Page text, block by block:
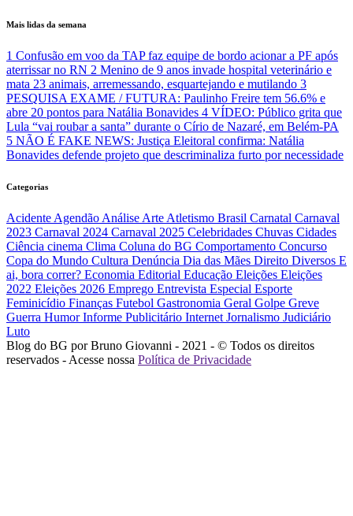
Mais lidas da semana
1 Confusão em voo da TAP faz equipe de bordo acionar a PF após
aterrissar no RN 2 Menino de 9 anos invade hospital veterinário e
mata 23 animais, arremessando, esquartejando e mutilando 3
PESQUISA EXAME / FUTURA: Paulinho Freire tem 56.6% e
abre 20 pontos para Natália Bonavides 4 VÍDEO: Público grita que
Lula “vai roubar a santa” durante o Círio de Nazaré, em Belém-PA
5 NÃO É FAKE NEWS: Justiça Eleitoral confirma: Natália
Bonavides defende projeto que descriminaliza furto por necessidade
Categorias
Acidente Agendão Análise Arte Atletismo Brasil Carnatal Carnaval
2023 Carnaval 2024 Carnaval 2025 Celebridades Chuvas Cidades
Ciência cinema Clima Coluna do BG Comportamento Concurso
Copa do Mundo Cultura Denúncia Dia das Mães Direito Diversos E
ai, bora correr? Economia Editorial Educação Eleições Eleições
2022 Eleições 2026 Emprego Entrevista Especial Esporte
Feminicídio Finanças Futebol Gastronomia Geral Golpe Greve
Guerra HumorInforme Publicitário Internet Jornalismo Judiciário
Luto
Blog do BG por Bruno Giovanni - 2021 - © Todos os direitos
reservados - Acesse nossa Política de Privacidade